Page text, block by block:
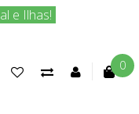
e Ilhas!
FavoritosComparar
Conta 0